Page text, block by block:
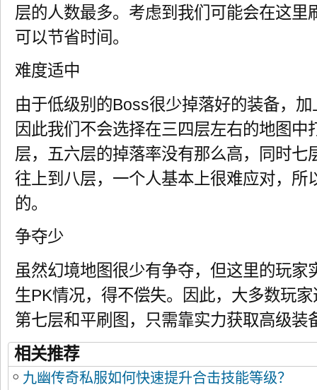
层的人数最多。考虑到我们可能会在这里
可以节省时间。
难度适中
由于低级别的Boss很少掉落好的装备，
因此我们不会选择在三四层左右的地图中
层，五六层的掉落率没有那么高，同时七
往上到八层，一个人基本上很难应对，所
的。
争夺少
虽然幻境地图很少有争夺，但这里的玩家
生PK情况，得不偿失。因此，大多数玩
第七层和平刷图，只需靠实力获取高级装
相关推荐
九幽传奇私服如何快速提升合击技能等级？